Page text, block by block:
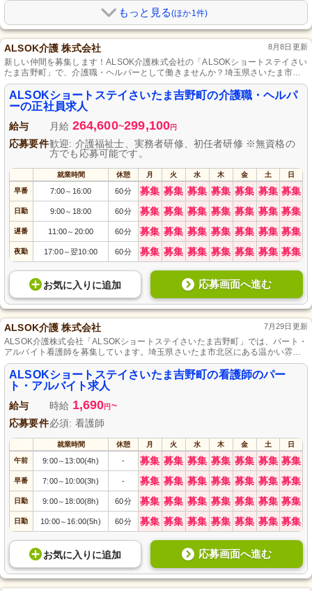
もっと見る(ほか1件)
ALSOK介護 株式会社 8月8日更新
新しい仲間を募集します！ALSOK介護株式会社の「ALSOKショートステイさい
たま吉野町」で、介護職・ヘルパーとして働きませんか？埼玉県さいたま市北
区吉野町に位置する当施設では、初任者研修をお持ちの未経験者も大歓迎。充
実したOJTと先輩のサポートが整っており、安心して成長できる環境です。利
用者様の笑顔とご家族の安心を支える、やりがいのある仕事にチャレンジしま
せんか？私たちと一緒に、質の高いケアを提供しましょう。
ALSOKショートステイさいたま吉野町の介護職・ヘルパ
ーの正社員求人
給与 月給 264,600~299,100円
応募要件歓迎: 介護福祉士、実務者研修、初任者研修 ※無資格の
方でも応募可能です。
就業時間 休憩 月 火 水 木 金 土 日
早番 7:00～ 16:00 60分 募集 募集 募集 募集 募集 募集 募集
日勤 9:00～ 18:00 60分 募集 募集 募集 募集 募集 募集 募集
遅番 11:00～ 20:00 60分 募集 募集 募集 募集 募集 募集 募集
夜勤 17:00～翌10:00 60分 募集 募集 募集 募集 募集 募集 募集
お気に入り に追加 応募画面へ進む
ALSOK介護 株式会社 7月29日更新
ALSOK介護株式会社「ALSOKショートステイさいたま吉野町」では、パート・
アルバイト看護師を募集しています。埼玉県さいたま市北区にある温かい雰囲
気の施設で、あなたの経験とスキルを活かしませんか？ここでのケアは、利用
者様一人ひとりに寄り添うもの。ご家族の介護負担を軽減し、利用者様に安心
と快適な滞在を提供するための仕事です。あなたのご応募をお待ちしておりま
す！
ALSOKショートステイさいたま吉野町の看護師のパー
ト・アルバイト求人
給与 時給 1,690円 ~
応募要件必須: 看護師
就業時間 休憩 月 火 水 木 金 土 日
午前 9:00～13:00(4h) - 募集 募集 募集 募集 募集 募集 募集
早番 7:00～10:00(3h) - 募集 募集 募集 募集 募集 募集 募集
日勤 9:00～18:00(8h) 60分 募集 募集 募集 募集 募集 募集 募集
日勤 10:00～16:00(5h) 60分 募集 募集 募集 募集 募集 募集 募集
お気に入り に追加 応募画面へ進む